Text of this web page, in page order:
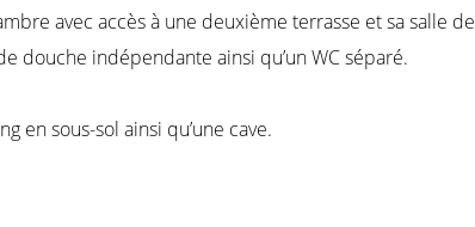
avec accès à une deuxième terrasse et sa salle de
douche indépendante ainsi qu’un WC séparé.
en sous-sol ainsi qu’une cave.